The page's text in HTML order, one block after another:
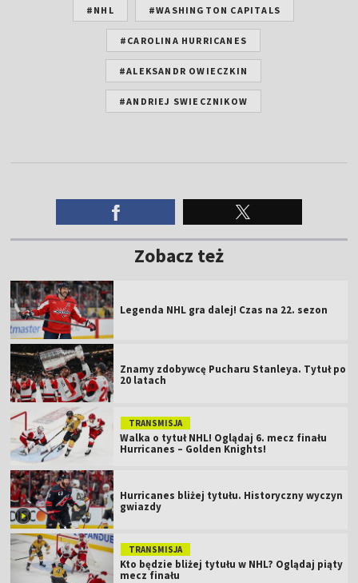
#NHL #WASHINGTON CAPITALS
#CAROLINA HURRICANES
#ALEKSANDR OWIECZKIN
#ANDRIEJ SWIECZNIKOW
Zobacz też
Legenda NHL gra dalej! Czas na 22. sezon
Znamy zdobywcę Pucharu Stanleya. Tytuł po
20 latach
TRANSMISJA
Walka o tytuł NHL! Oglądaj 6. mecz finału
Hurricanes – Golden Knights!
Hurricanes bliżej tytułu. Historyczny wyczyn
gwiazdy
TRANSMISJA
Kto będzie bliżej tytułu w NHL? Oglądaj piąty
mecz finału